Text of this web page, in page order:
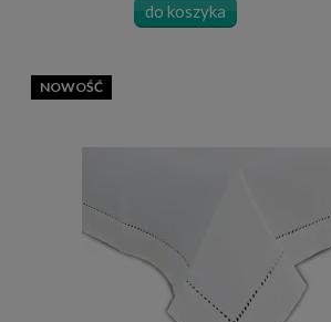
do koszyka
NOWOŚĆ